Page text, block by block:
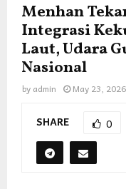
Menhan
Integrasi
Laut, Udara
Nasional
by admin May 23, 2026
SHARE 0